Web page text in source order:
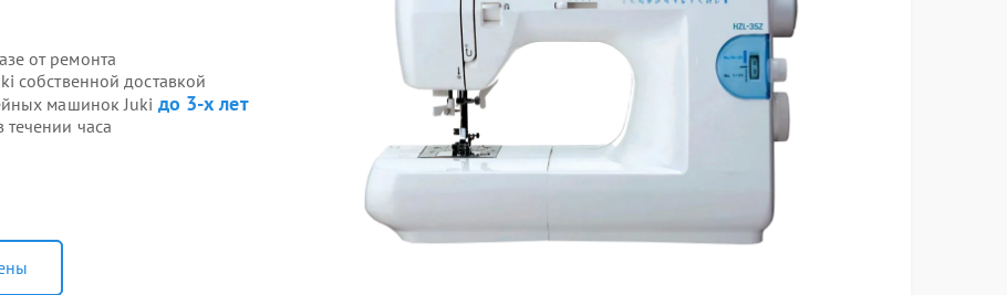
от ремонта
собственной доставкой
машинок Juki до 3-х лет
часа